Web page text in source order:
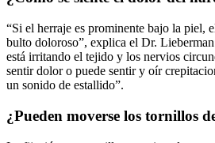
“Si el herraje es prominente bajo la piel,
bulto doloroso”, explica el Dr.
está irritando el tejido y los nervios
sentir dolor o puede sentir y oír
un sonido de estallido”.
¿Pueden moverse los tornillos